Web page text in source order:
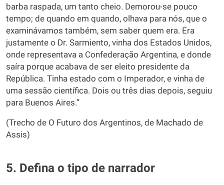
barba raspada, um tanto cheio. Demorou-se pouco
tempo; de quando em quando, olhava para nós, que o
examinávamos também, sem saber quem era. Era
justamente o Dr. Sarmiento, vinha dos Estados Unidos,
onde representava a Confederação Argentina, e donde
saíra porque acabava de ser eleito presidente da
República. Tinha estado com o Imperador, e vinha de
uma sessão científica. Dois ou três dias depois, seguiu
para Buenos Aires.”
(Trecho de O Futuro dos Argentinos, de Machado de
Assis)
5. Defina o tipo de narrador